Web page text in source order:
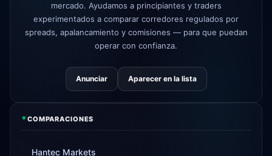
mercado. Ayudamos a principiantes y traders
experimentados a comparar corredores regulados por
spreads, apalancamiento y comisiones — para que puedan
operar con confianza.
Anunciar Aparecer en la lista
*COMPARACIONES
Hantec Markets